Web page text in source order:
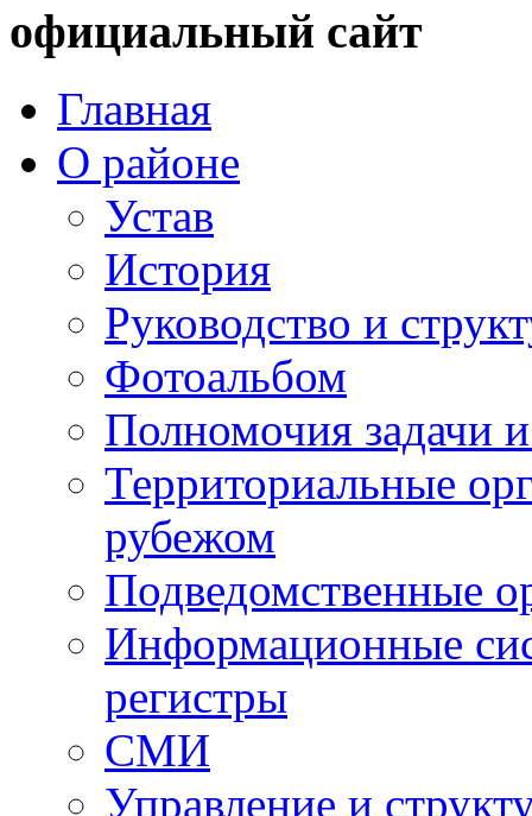
официальный сайт
Главная
О районе
Устав
История
Руководство и
Фотоальбом
Полномочия задачи
Территориальные
рубежом
Подведомственные
Информационные
регистры
СМИ
Управление и